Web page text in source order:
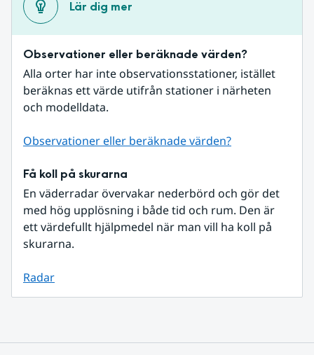
Lär dig mer
Observationer eller beräknade värden?
Alla orter har inte observationsstationer, istället
beräknas ett värde utifrån stationer i närheten
och modelldata.
Observationer eller beräknade värden?
Få koll på skurarna
En väderradar övervakar nederbörd och gör det
med hög upplösning i både tid och rum. Den är
ett värdefullt hjälpmedel när man vill ha koll på
skurarna.
Radar